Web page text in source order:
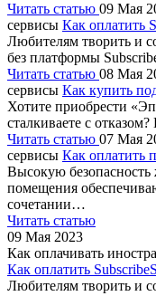
Читать статью 09 Мая
сервисы Как оплатить
Любителям творить и
без платформы
Читать статью 08 Мая
сервисы Как купить
Хотите приобрести
сталкиваете с
Читать статью 07 Мая
сервисы Как оплатить
Высокую безопасность
помещения
сочетании…
Читать статью
09 Мая 2023
Как оплачивать
Как оплатить
Любителям творить и